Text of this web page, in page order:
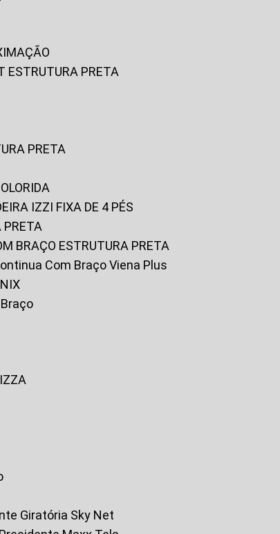
ESTRUTURA PRETA
PRETA
IZZI FIXA DE 4 PÉS
PRETA
BRAÇO ESTRUTURA PRETA
Com Braço Viena Plus
Giratória Sky Net